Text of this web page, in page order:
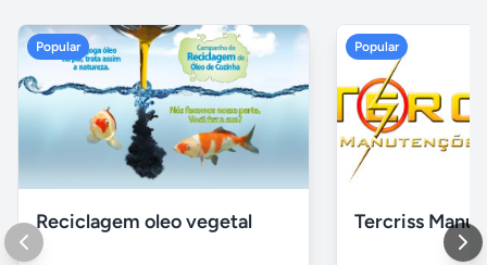
Popular
Reciclagem oleo vegetal
Popular